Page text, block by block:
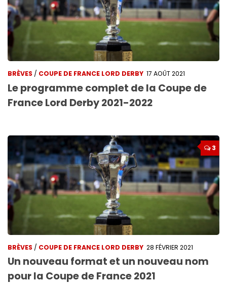
BRÈVES / COUPE DE FRANCE LORD DERBY 17 AOÛT 2021
Le programme complet de la Coupe de
France Lord Derby 2021-2022
3
BRÈVES / COUPE DE FRANCE LORD DERBY 28 FÉVRIER 2021
Un nouveau format et un nouveau nom
pour la Coupe de France 2021